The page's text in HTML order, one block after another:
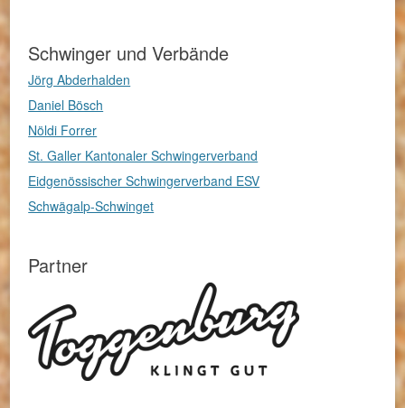
Schwinger und Verbände
Jörg Abderhalden
Daniel Bösch
Nöldi Forrer
St. Galler Kantonaler Schwingerverband
Eidgenössischer Schwingerverband ESV
Schwägalp-Schwinget
Partner